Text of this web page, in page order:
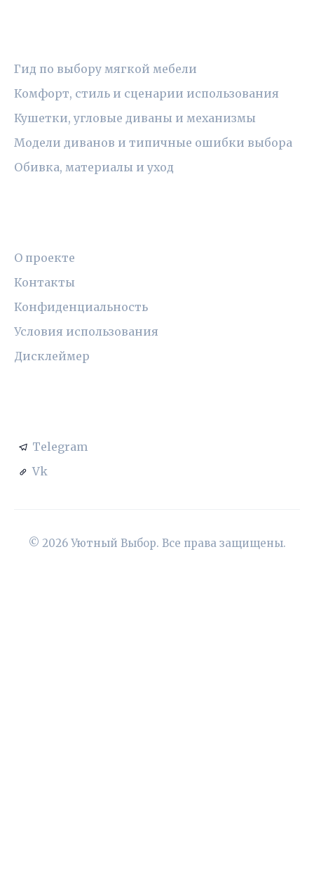
Гид по выбору мягкой мебели
Комфорт, стиль и сценарии использования
Кушетки, угловые диваны и механизмы
Модели диванов и типичные ошибки выбора
Обивка, материалы и уход
О проекте
Контакты
Конфиденциальность
Условия использования
Дисклеймер
Telegram
Vk
© 2026 Уютный Выбор. Все права защищены.